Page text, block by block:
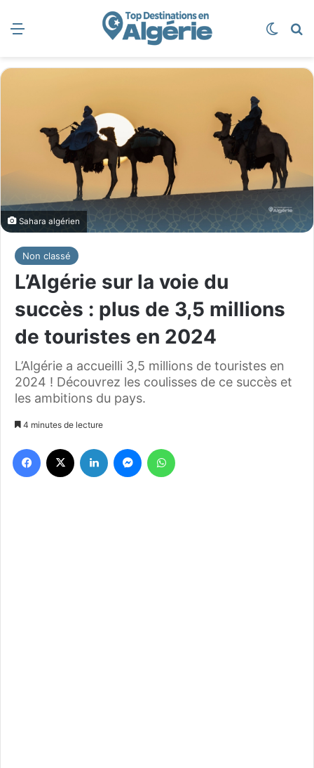
Sahara algérien
Non classé
L’Algérie sur la voie du
succès : plus de 3,5 millions
de touristes en 2024
L’Algérie a accueilli 3,5 millions de touristes en
2024 ! Découvrez les coulisses de ce succès et
les ambitions du pays.
4 minutes de lecture